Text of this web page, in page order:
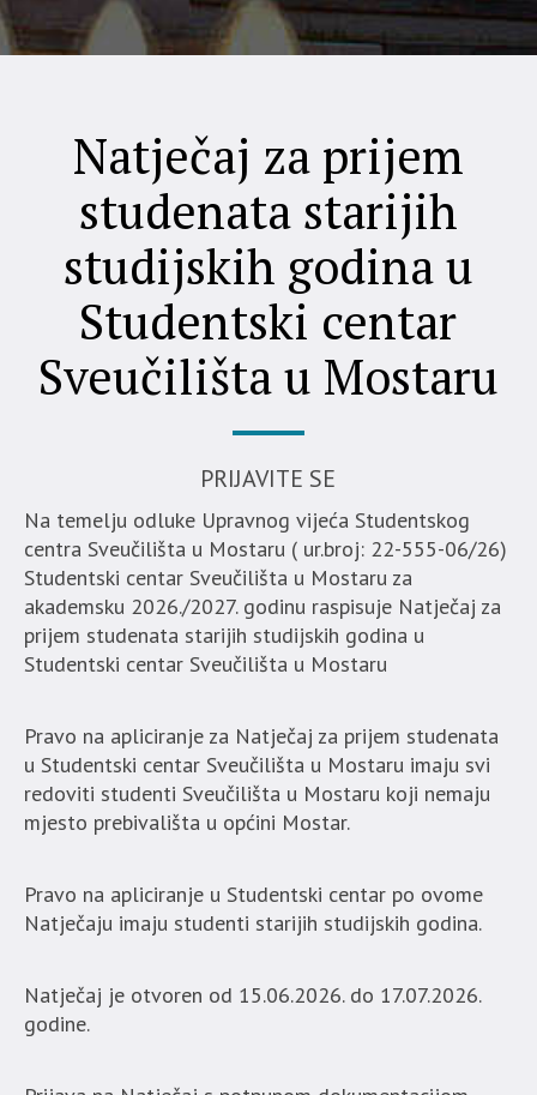
Natječaj za prijem
studenata starijih
studijskih godina u
Studentski centar
Sveučilišta u Mostaru
PRIJAVITE SE
Na temelju odluke Upravnog vijeća Studentskog
centra Sveučilišta u Mostaru ( ur.broj: 22-555-06/26)
Studentski centar Sveučilišta u Mostaru za
akademsku 2026./2027. godinu raspisuje Natječaj za
prijem studenata starijih studijskih godina u
Studentski centar Sveučilišta u Mostaru
Pravo na apliciranje za Natječaj za prijem studenata
u Studentski centar Sveučilišta u Mostaru imaju svi
redoviti studenti Sveučilišta u Mostaru koji nemaju
mjesto prebivališta u općini Mostar.
Pravo na apliciranje u Studentski centar po ovome
Natječaju imaju studenti starijih studijskih godina.
Natječaj je otvoren od 15.06.2026. do 17.07.2026.
godine.